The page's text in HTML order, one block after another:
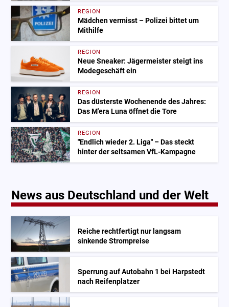
REGION
Mädchen vermisst – Polizei bittet um
Mithilfe
REGION
Neue Sneaker: Jägermeister steigt ins
Modegeschäft ein
REGION
Das düsterste Wochenende des Jahres:
Das M'era Luna öffnet die Tore
REGION
"Endlich wieder 2. Liga" – Das steckt
hinter der seltsamen VfL-Kampagne
News aus Deutschland und der Welt
Reiche rechtfertigt nur langsam
sinkende Strompreise
Sperrung auf Autobahn 1 bei Harpstedt
nach Reifenplatzer